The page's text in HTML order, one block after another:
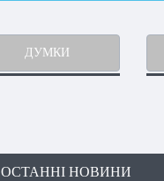
ДУМКИ
ОСТАННІ НОВИНИ